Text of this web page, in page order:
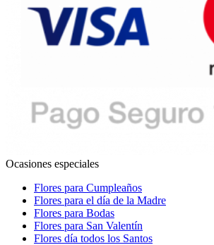
Ocasiones especiales
Flores para Cumpleaños
Flores para el día de la Madre
Flores para Bodas
Flores para San Valentín
Flores día todos los Santos